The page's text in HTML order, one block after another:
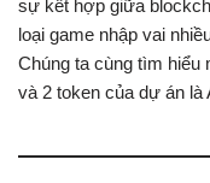
sự kết hợp giữa
loại game nhập vai
Chúng ta cùng tìm hiểu
và 2 token của dự án là